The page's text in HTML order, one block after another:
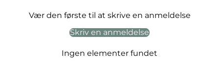
Vær den første til at skrive en anmeldelse
Skriv en anmeldelse
Ingen elementer fundet